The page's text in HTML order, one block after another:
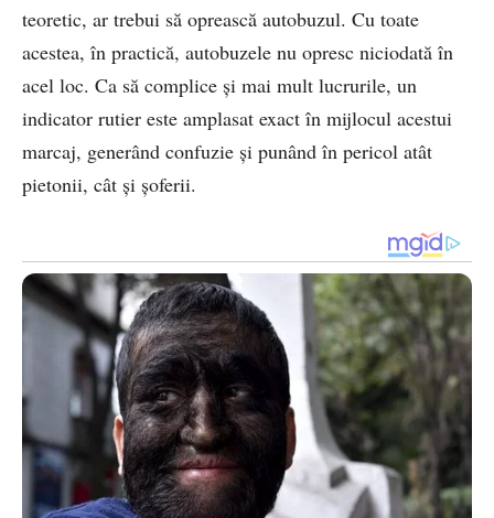
teoretic, ar trebui să oprească autobuzul. Cu toate
acestea, în practică, autobuzele nu opresc niciodată în
acel loc. Ca să complice și mai mult lucrurile, un
indicator rutier este amplasat exact în mijlocul acestui
marcaj, generând confuzie și punând în pericol atât
pietonii, cât și șoferii.